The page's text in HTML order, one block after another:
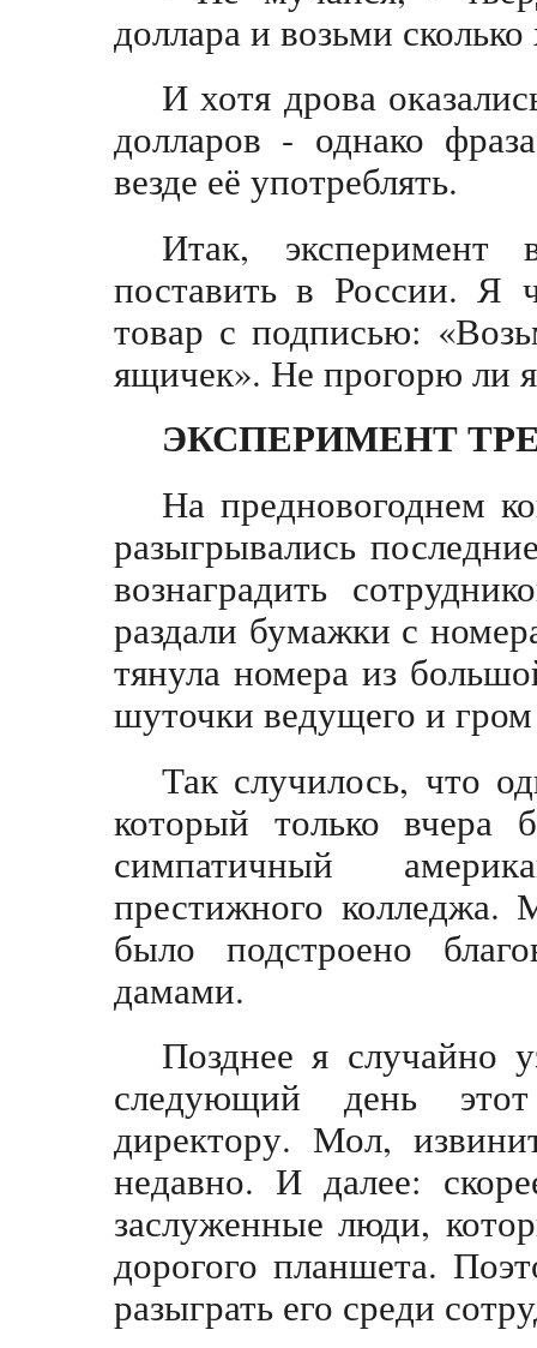
доллара и возьми
И хотя дрова
долларов - однако
везде её употреблять.
Итак,
поставить в России. Я
товар с подписью:
ящичек». Не прогорю ли
ЭКСПЕРИМЕНТ
На предновогоднем
разыгрывались
вознаградить
раздали бумажки с
тянула номера из
шуточки ведущего и
Так случилось, что
который только
симпатичный
престижного колледжа.
было подстроено
дамами.
Позднее я случайно
следующий день
директору. Мол,
недавно. И далее:
заслуженные люди,
дорогого планшета.
разыграть его среди